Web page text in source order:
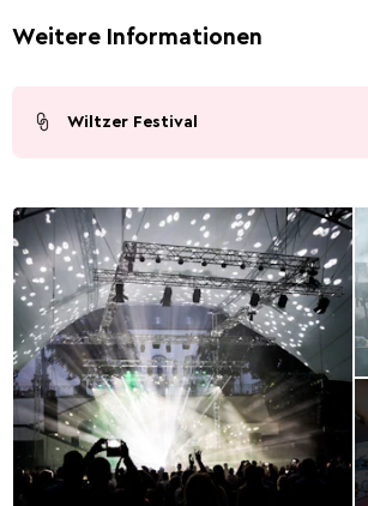
Weitere Informationen
Wiltzer Festival